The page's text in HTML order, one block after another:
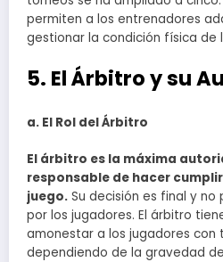
permiten a los entrenadores
gestionar la condición física de
5. El Árbitro y su
a. El Rol del Árbitro
El árbitro es la máxima
responsable de hacer
juego. Su decisión es final y
por los jugadores. El árbitro
amonestar a los jugadores con
dependiendo de la gravedad